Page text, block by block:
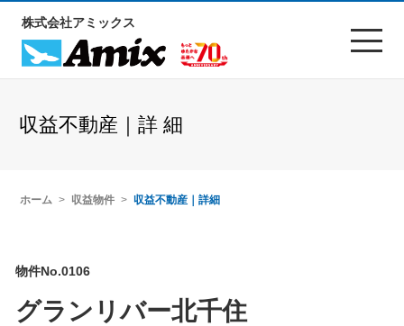
株式会社アミックス
収益不動産｜詳 細
ホーム 収益物件 収益不動産｜詳細
物件No.0106
グランリバー北千住